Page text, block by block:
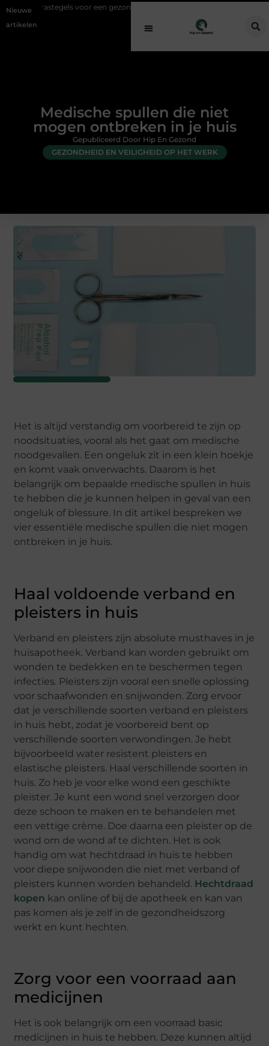
Nieuwe
artikelen
voor een gezonde buitenplek
Medische spullen die niet
mogen ontbreken in je huis
GEZONDHEID EN VEILIGHEID OP HET WERK
Gepubliceerd Door Hip En Gezond
Het is altijd verstandig om voorbereid te zijn op
noodsituaties, vooral als het gaat om medische
noodgevallen. Een ongeluk zit in een klein hoekje
en komt vaak onverwachts. Daarom is het
belangrijk om bepaalde medische spullen in huis
te hebben die je kunnen helpen in geval van een
ongeluk of blessure. In dit artikel bespreken we
vier essentiële medische spullen die niet mogen
ontbreken in je huis.
Haal voldoende verband en
pleisters in huis
Verband en pleisters zijn absolute musthaves in je
huisapotheek. Verband kan worden gebruikt om
wonden te bedekken en te beschermen tegen
infecties. Pleisters zijn vooral een snelle oplossing
voor schaafwonden en snijwonden. Zorg ervoor
dat je verschillende soorten verband en pleisters
in huis hebt, zodat je voorbereid bent op
verschillende soorten verwondingen. Je hebt
bijvoorbeeld water resistent pleisters en
elastische pleisters. Haal verschillende soorten in
huis. Zo heb je voor elke wond een geschikte
pleister. Je kunt een wond snel verzorgen door
deze schoon te maken en te behandelen met
een vettige crème. Doe daarna een pleister op de
wond om de wond af te dichten. Het is ook
handig om wat hechtdraad in huis te hebben
voor diepe snijwonden die niet met verband of
pleisters kunnen worden behandeld. Hechtdraad
kopen kan online of bij de apotheek en kan van
pas komen als je zelf in de gezondheidszorg
werkt en kunt hechten.
Zorg voor een voorraad aan
medicijnen
Het is ook belangrijk om een voorraad basic
medicijnen in huis te hebben. Deze kunnen altijd